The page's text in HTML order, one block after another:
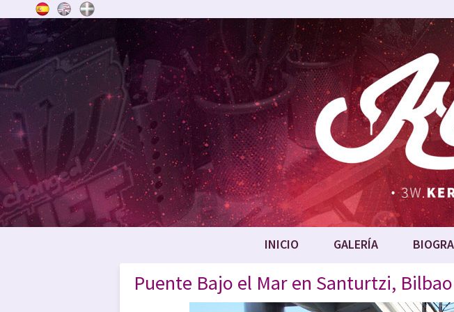
INICIO GALERÍA
Puente Bajo el Mar en Santurtzi,